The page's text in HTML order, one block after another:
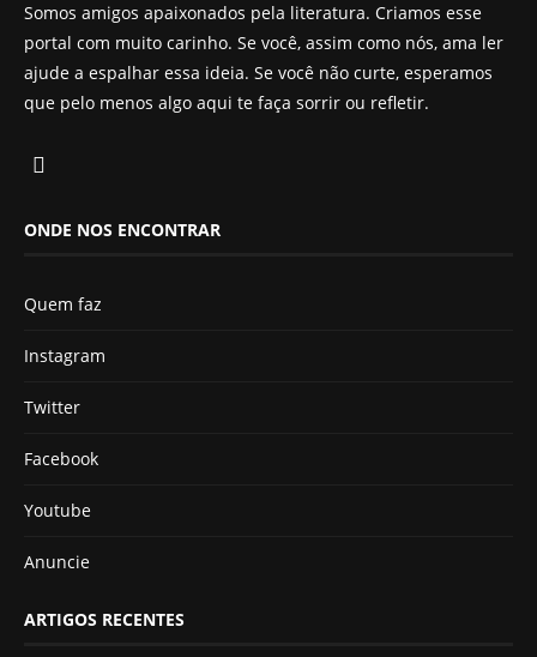
Somos amigos apaixonados pela literatura. Criamos esse
portal com muito carinho. Se você, assim como nós, ama ler
ajude a espalhar essa ideia. Se você não curte, esperamos
que pelo menos algo aqui te faça sorrir ou refletir.
ONDE NOS ENCONTRAR
Quem faz
Instagram
Twitter
Facebook
Youtube
Anuncie
ARTIGOS RECENTES